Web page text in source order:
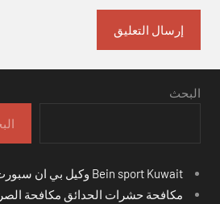
البحث
مكافحة حشرات الحدائق مكافحة